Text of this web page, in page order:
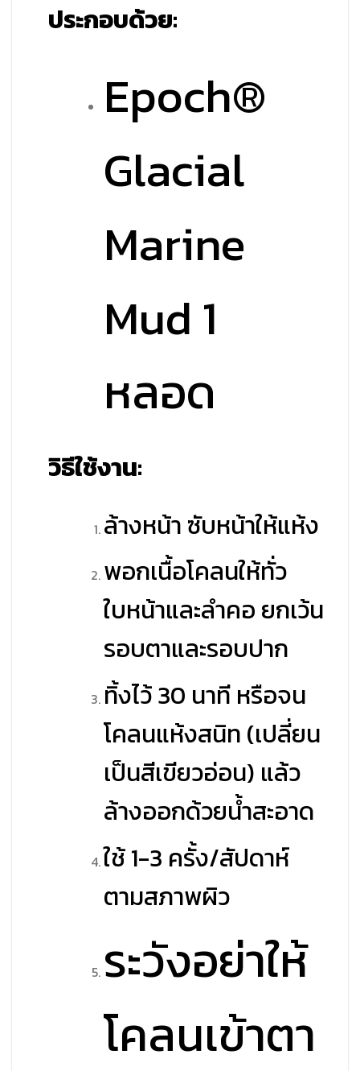
ประกอบด้วย:
Epoch®
Glacial
Marine
Mud 1
หลอด
วิธีใช้งาน:
ล้างหน้า ซับหน้าให้แห้ง
พอกเนื้อโคลนให้ทั่ว
ใบหน้าและลำคอ ยกเว้น
รอบตาและรอบปาก
ทิ้งไว้ 30 นาที หรือจน
โคลนแห้งสนิท (เปลี่ยน
เป็นสีเขียวอ่อน) แล้ว
ล้างออกด้วยน้ำสะอาด
ใช้ 1-3 ครั้ง/สัปดาห์
ตามสภาพผิว
ระวังอย่าให้
โคลนเข้าตา